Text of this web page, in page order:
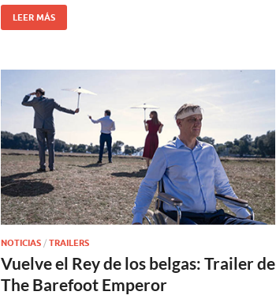
LEER MÁS
NOTICIAS / TRAILERS
Vuelve el Rey de los belgas: Trailer de
The Barefoot Emperor